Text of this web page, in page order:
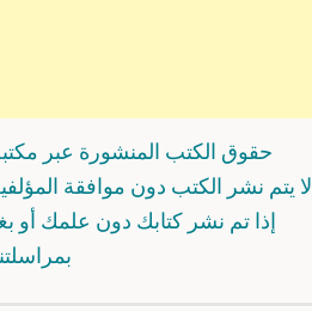
حقوق الكتب المنشورة عبر
لا يتم نشر الكتب دون موافقة
إذا تم نشر كتابك دون علمك أو